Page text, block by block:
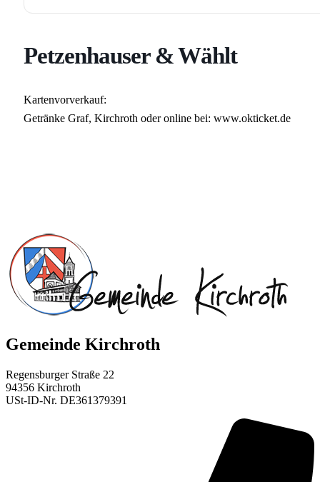
Petzenhauser & Wählt
Kartenvorverkauf:
Getränke Graf, Kirchroth oder online bei: www.okticket.de
Gemeinde Kirchroth
Regensburger Straße 22
94356 Kirchroth
USt-ID-Nr. DE361379391